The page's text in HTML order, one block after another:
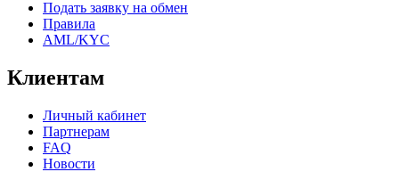
Подать заявку на обмен
Правила
AML/KYC
Клиентам
Личный кабинет
Партнерам
FAQ
Новости